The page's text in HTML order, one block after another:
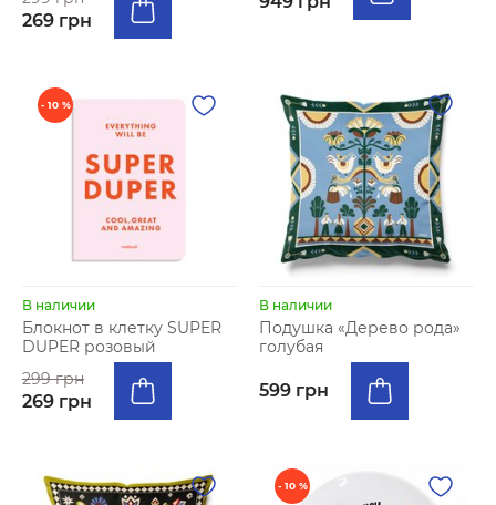
269 грн
- 10 %
В наличии
Блокнот в клетку SUPER
DUPER розовый
299 грн
269 грн
В наличии
Подушка «Дерево рода»
голубая
599 грн
- 10 %